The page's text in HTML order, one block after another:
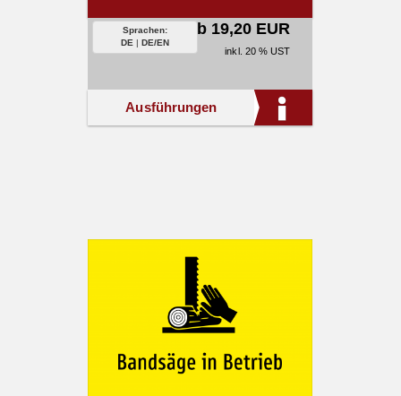
Sprachen:
DE | DE/EN
ab 19,20 EUR
inkl. 20 % UST
Ausführungen